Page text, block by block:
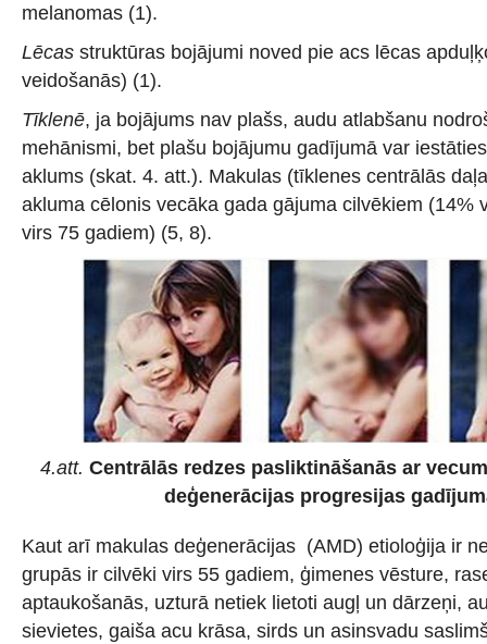
melanomas (1).
Lēcas struktūras bojājumi noved pie acs lēcas
veidošanās) (1).
Tīklenē, ja bojājums nav plašs, audu atlabšanu
mehānismi, bet plašu bojājumu gadījumā var
aklums (skat. 4. att.). Makulas (tīklenes centrālās
akluma cēlonis vecāka gada gājuma cilvēkiem (14%
virs 75 gadiem) (5, 8).
4.att. Centrālās redzes pasliktināšanās ar
deģenerācijas progresijas
Kaut arī makulas deģenerācijas (AMD) etioloģija ir
grupās ir cilvēki virs 55 gadiem, ģimenes vēsture,
aptaukošanās, uzturā netiek lietoti augļ un dārzeņi,
sievietes, gaiša acu krāsa, sirds un asinsvadu